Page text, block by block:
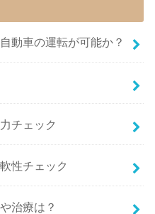
動車の運転が可能か？
チェック
性チェック
治療は？